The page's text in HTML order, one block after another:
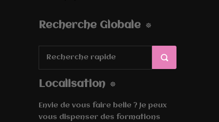
Recherche Globale
Localisation
Envie de vous faire belle ? Je peux
vous dispenser des formations